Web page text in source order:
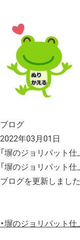
ブログ
2022年03月01日
「塀のジョリパット
「塀のジョリパット
ブログを更新しました
・塀のジョリパット